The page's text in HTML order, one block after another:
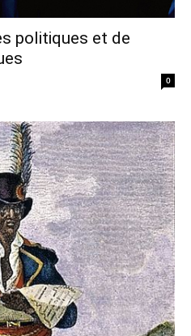
politiques et de
0